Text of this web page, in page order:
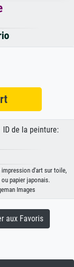
de la peinture:
impression d'art sur toile,
papier japonais.
Images
aux Favoris